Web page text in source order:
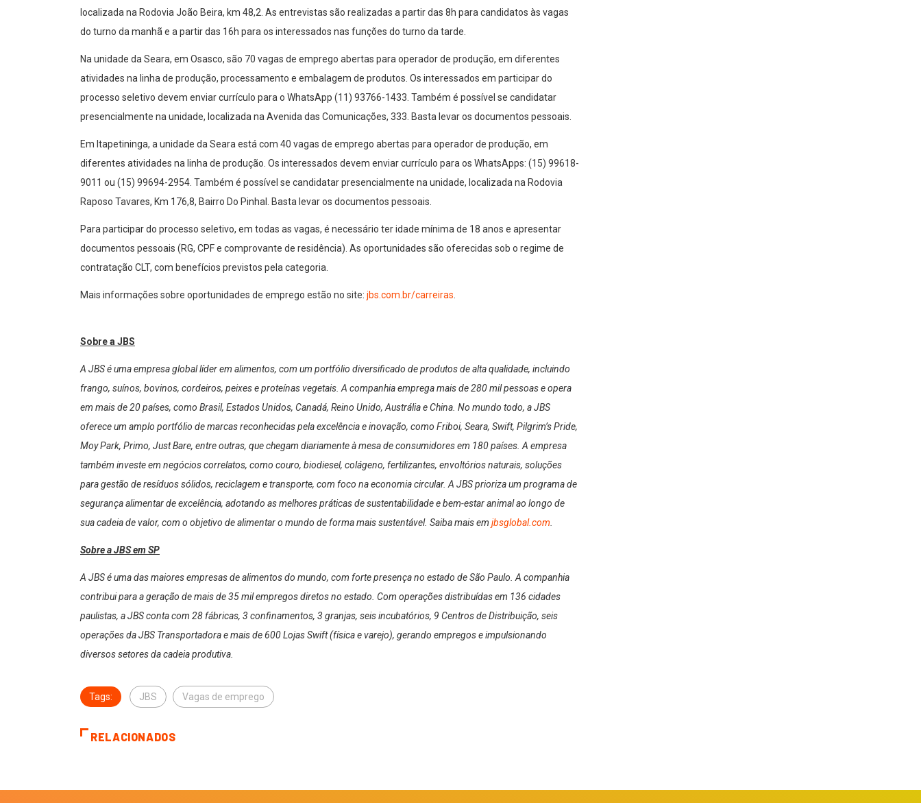
localizada na Rodovia João Beira, km 48,2. As entrevistas são realizadas a partir das 8h para candidatos às vagas
do turno da manhã e a partir das 16h para os interessados nas funções do turno da tarde.
Na unidade da Seara, em Osasco, são 70 vagas de emprego abertas para operador de produção, em diferentes
atividades na linha de produção, processamento e embalagem de produtos. Os interessados em participar do
processo seletivo devem enviar currículo para o WhatsApp (11) 93766-1433. Também é possível se candidatar
presencialmente na unidade, localizada na Avenida das Comunicações, 333. Basta levar os documentos pessoais.
Em Itapetininga, a unidade da Seara está com 40 vagas de emprego abertas para operador de produção, em
diferentes atividades na linha de produção. Os interessados devem enviar currículo para os WhatsApps: (15) 99618-
9011 ou (15) 99694-2954. Também é possível se candidatar presencialmente na unidade, localizada na Rodovia
Raposo Tavares, Km 176,8, Bairro Do Pinhal. Basta levar os documentos pessoais.
Para participar do processo seletivo, em todas as vagas, é necessário ter idade mínima de 18 anos e apresentar
documentos pessoais (RG, CPF e comprovante de residência). As oportunidades são oferecidas sob o regime de
contratação CLT, com benefícios previstos pela categoria.
Mais informações sobre oportunidades de emprego estão no site: jbs.com.br/carreiras
Sobre a JBS
A JBS é uma empresa global líder em alimentos, com um portfólio diversificado de produtos de alta qualidade, incluindo
frango, suínos, bovinos, cordeiros, peixes e proteínas vegetais. A companhia emprega mais de 280 mil pessoas e opera
em mais de 20 países, como Brasil, Estados Unidos, Canadá, Reino Unido, Austrália e China. No mundo todo, a JBS
oferece um amplo portfólio de marcas reconhecidas pela excelência e inovação, como Friboi, Seara, Swift, Pilgrim’s Pride,
Moy Park, Primo, Just Bare, entre outras, que chegam diariamente à mesa de consumidores em 180 países. A empresa
também investe em negócios correlatos, como couro, biodiesel, colágeno, fertilizantes, envoltórios naturais, soluções
para gestão de resíduos sólidos, reciclagem e transporte, com foco na economia circular. A JBS prioriza um programa de
segurança alimentar de excelência, adotando as melhores práticas de sustentabilidade e bem-estar animal ao longo de
sua cadeia de valor, com o objetivo de alimentar o mundo de forma mais sustentável. Saiba mais em jbsglobal.com
Sobre a JBS em SP
A JBS é uma das maiores empresas de alimentos do mundo, com forte presença no estado de São Paulo. A companhia
contribui para a geração de mais de 35 mil empregos diretos no estado. Com operações distribuídas em 136 cidades
paulistas, a JBS conta com 28 fábricas, 3 confinamentos, 3 granjas, seis incubatórios, 9 Centros de Distribuição, seis
operações da JBS Transportadora e mais de 600 Lojas Swift (física e varejo), gerando empregos e impulsionando
diversos setores da cadeia produtiva.
Tags: JBS Vagas de emprego
RELACIONADOS